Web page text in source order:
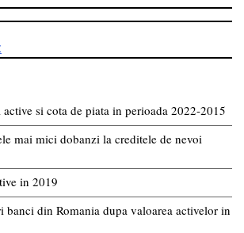
si cota de piata in perioada 2022-2015
mai mici dobanzi la creditele de nevoi
in 2019
banci din Romania dupa valoarea activelor in